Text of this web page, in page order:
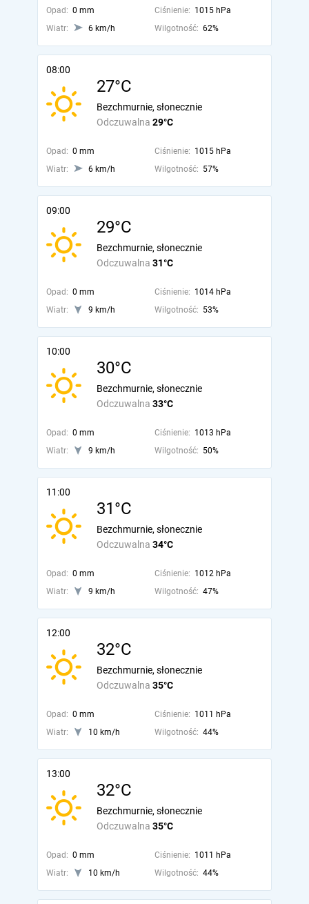
Opad: 0 mm Ciśnienie: 1015 hPa
Wiatr:
6 km/h Wilgotność: 62%
08:00
27°C
Odczuwalna 29°C
Bezchmurnie, słonecznie
Opad: 0 mm Ciśnienie: 1015 hPa
Wiatr:
6 km/h Wilgotność: 57%
09:00
29°C
Odczuwalna 31°C
Bezchmurnie, słonecznie
Opad: 0 mm Ciśnienie: 1014 hPa
Wiatr:
9 km/h Wilgotność: 53%
10:00
30°C
Odczuwalna 33°C
Bezchmurnie, słonecznie
Opad: 0 mm Ciśnienie: 1013 hPa
Wiatr:
9 km/h Wilgotność: 50%
11:00
31°C
Odczuwalna 34°C
Bezchmurnie, słonecznie
Opad: 0 mm Ciśnienie: 1012 hPa
Wiatr:
9 km/h Wilgotność: 47%
12:00
32°C
Odczuwalna 35°C
Bezchmurnie, słonecznie
Opad: 0 mm Ciśnienie: 1011 hPa
Wiatr:
10 km/h Wilgotność: 44%
13:00
32°C
Odczuwalna 35°C
Bezchmurnie, słonecznie
Opad: 0 mm Ciśnienie: 1011 hPa
Wiatr:
10 km/h Wilgotność: 44%